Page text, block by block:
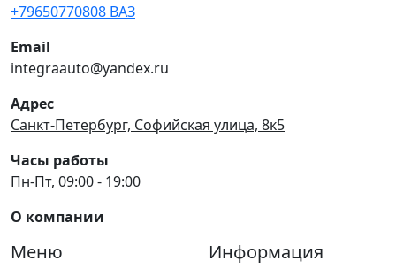
+79650770808 ВАЗ
Email
integraauto@yandex.ru
Адрес
Санкт-Петербург, Софийская улица, 8к5
Часы работы
Пн-Пт, 09:00 - 19:00
О компании
Меню Информация